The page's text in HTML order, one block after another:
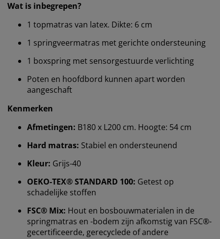
Wat is inbegrepen?
1 topmatras van latex. Dikte: 6 cm
1 springveermatras met gerichte ondersteuning
1 boxspring met sensorgestuurde verlichting
Poten en hoofdbord kunnen apart worden
aangeschaft
Kenmerken
Afmetingen: B180 x L200 cm. Hoogte: 54 cm
Hard matras: Stabiel en ondersteunend
Kleur: Grijs-40
OEKO-TEX® STANDARD 100: Getest op
schadelijke stoffen
FSC® Mix: Hout en bosbouwmaterialen in de
springmatras en -bodem zijn afkomstig van FSC®-
gecertificeerde, gerecyclede of andere
Wij personaliseren jouw ervaring
Bij JYSK gebruiken we cookies en mobiele